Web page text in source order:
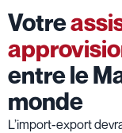
Votre
entre le
monde
L’import-export